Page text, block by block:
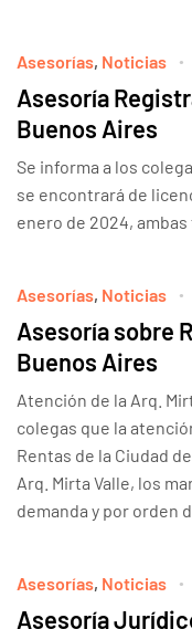
Asesorías, Noticias
Asesoría
Buenos Aires
Se informa a los
se encontrará de
enero de 2024,
Asesorías, Noticias
Asesoría sobre
Buenos Aires
Atención de la Arq.
colegas que la
Rentas de la Ciudad
Arq. Mirta Valle, los
demanda y por orden
Asesorías, Noticias
Asesoría